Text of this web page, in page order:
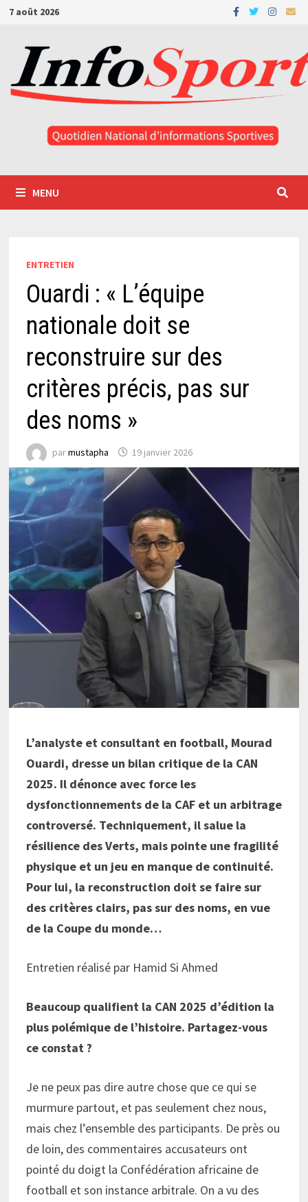
Passer
contenu
7 août 2026
MENU
ENTRETIEN
Ouardi : « L’équipe
nationale doit se
reconstruire sur des
critères précis, pas sur
des noms »
parmustapha 19 janvier 2026
L’analyste et consultant en football, Mourad
Ouardi, dresse un bilan critique de la CAN
2025. Il dénonce avec force les
dysfonctionnements de la CAF et un arbitrage
controversé. Techniquement, il salue la
résilience des Verts, mais pointe une fragilité
physique et un jeu en manque de continuité.
Pour lui, la reconstruction doit se faire sur
des critères clairs, pas sur des noms, en vue
de la Coupe du monde…
Entretien réalisé par Hamid Si Ahmed
Beaucoup qualifient la CAN 2025 d’édition la
plus polémique de l’histoire. Partagez-vous
ce constat ?
Je ne peux pas dire autre chose que ce qui se
murmure partout, et pas seulement chez nous,
mais chez l’ensemble des participants. De près ou
de loin, des commentaires accusateurs ont
pointé du doigt la Confédération africaine de
football et son instance arbitrale. On a vu des